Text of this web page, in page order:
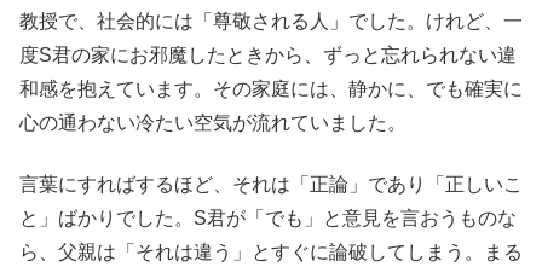
教授で、社会的には「尊敬される人」でした。けれど、一
度S君の家にお邪魔したときから、ずっと忘れられない違
和感を抱えています。その家庭には、静かに、でも確実に
心の通わない冷たい空気が流れていました。
言葉にすればするほど、それは「正論」であり「正しいこ
と」ばかりでした。S君が「でも」と意見を言おうものな
ら、父親は「それは違う」とすぐに論破してしまう。まる